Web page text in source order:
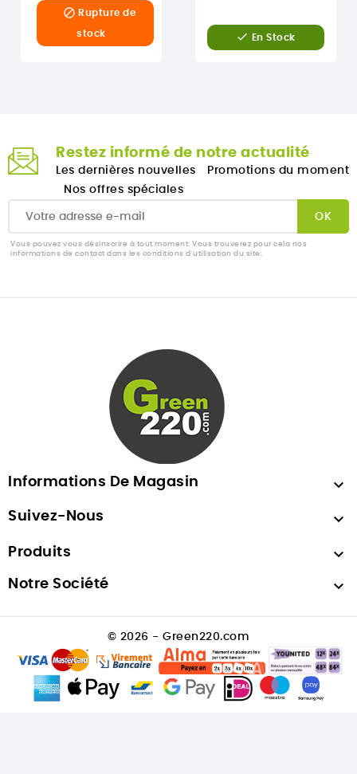
 Rupture de
stock  En Stock
Restez informé de notre actualité
Les dernières nouvelles
Promotions du moment
Nos offres spéciales
Vous pouvez vous désinscrire à tout moment. Vous trouverez pour cela nos
informations de contact dans les conditions d'utilisation du site.
Informations De Magasin 
Suivez-Nous 
Produits 
Notre Société 
© 2026 - Green220.com